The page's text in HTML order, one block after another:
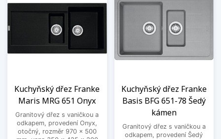
Kuchyňský dřez Franke
Maris MRG 651 Onyx
Granitový dřez s vaničkou a
odkapem, provedení Onyx,
otočný, rozměr 970 x 500
Kuchyňský dřez Franke
Basis BFG 651-78 Šedý
kámen
Granitový dřez s vaničkou a
odkapem, provedení Šedý